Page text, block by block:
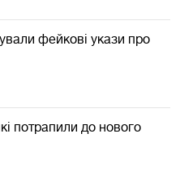
фейкові укази про
потрапили до нового